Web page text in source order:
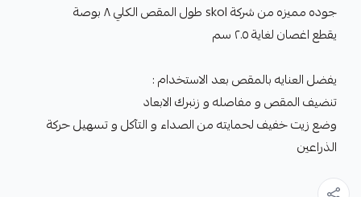
جوده مميزه من شركة skol طول المقص الكلي ٨ بوصة
يقطع اغصان لغاية ٢.٥ سم
يفضل العنايه بالمقص بعد الاستخدام :
تنضيف المقص و مفاصله و زنبرك الابعاد
وضع زيت خفيف لحمايته من الصداء و التآكل و تسهيل حركة
الذراعين